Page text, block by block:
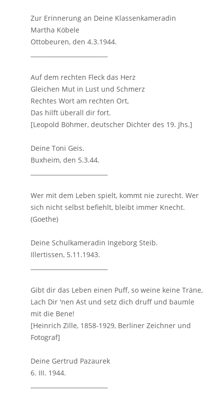
Zur Erinnerung an Deine Klassenkameradin
Martha Köbele
Ottobeuren, den 4.3.1944.
Auf dem rechten Fleck das Herz
Gleichen Mut in Lust und Schmerz
Rechtes Wort am rechten Ort,
Das hilft überall dir fort.
[Leopold Böhmer, deutscher Dichter des 19. Jhs.]
Deine Toni Geis.
Buxheim, den 5.3.44.
Wer mit dem Leben spielt, kommt nie zurecht. Wer
sich nicht selbst befiehlt, bleibt immer Knecht.
(Goethe)
Deine Schulkameradin Ingeborg Steib.
Illertissen, 5.11.1943.
Gibt dir das Leben einen Puff, so weine keine Träne,
Lach Dir 'nen Ast und setz dich druff und baumle
mit die Bene!
[Heinrich Zille, 1858-1929, Berliner Zeichner und
Fotograf]
Deine Gertrud Pazaurek
6. III. 1944.